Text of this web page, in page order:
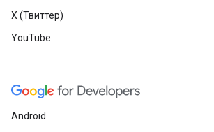
X (Твиттер)
YouTube
Android